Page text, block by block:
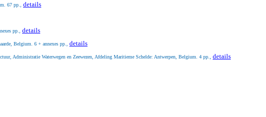
67 pp., details
pp., details
Belgium. 6 + annexes pp., details
Administratie Waterwegen en Zeewezen, Afdeling Maritieme Schelde: Antwerpen, Belgium. 4 pp., details